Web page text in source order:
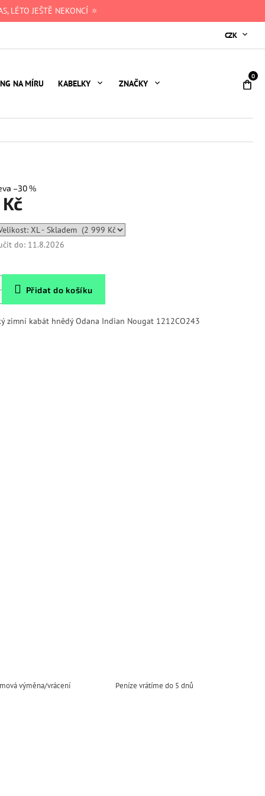
LÉTO JEŠTĚ NEKONCÍ 🔅
CZK
NA MÍRU KABELKY ZNAČKY
–30 %
do: 11.8.2026
Přidat do košíku
zimní kabát hnědý Odana Indian Nougat 1212CO243
výměna/vrácení Peníze vrátíme do 5 dnů